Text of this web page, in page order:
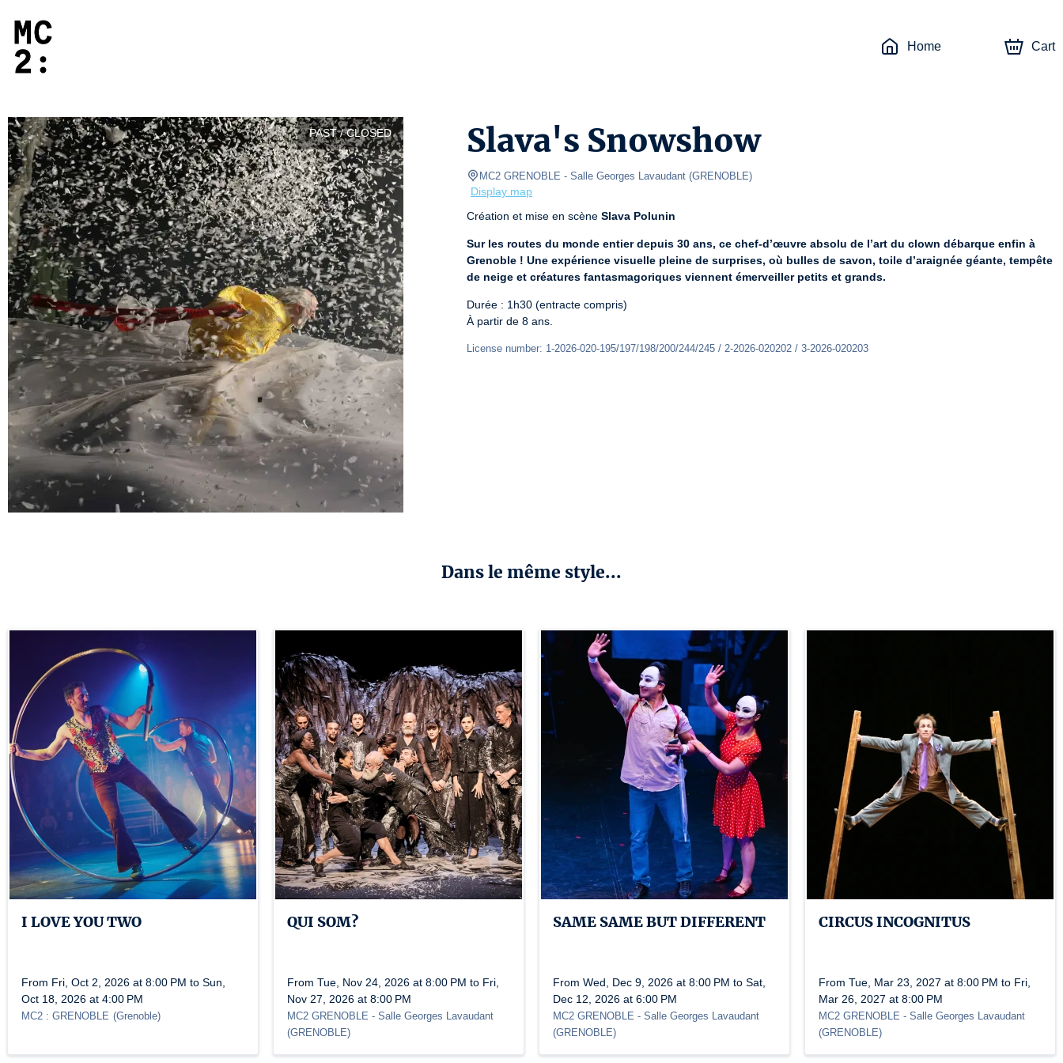
Home Cart
PAST / CLOSED Slava's Snowshow
MC2 GRENOBLE - Salle Georges Lavaudant (GRENOBLE)
Display map
Création et mise en scène Slava Polunin
Sur les routes du monde entier depuis 30 ans, ce chef-d’œuvre absolu de l’art du clown débarque enfin à
Grenoble ! Une expérience visuelle pleine de surprises, où bulles de savon, toile d’araignée géante, tempête
de neige et créatures fantasmagoriques viennent émerveiller petits et grands.
Durée : 1h30 (entracte compris)
À partir de 8 ans.
License number: 1-2026-020-195/197/198/200/244/245 / 2-2026-020202 / 3-2026-020203
Dans le même style...
I LOVE YOU TWO
From Fri, Oct 2, 2026 at 8:00 PM to Sun,
Oct 18, 2026 at 4:00 PM
MC2 : GRENOBLE (Grenoble)
QUI SOM?
From Tue, Nov 24, 2026 at 8:00 PM to Fri,
Nov 27, 2026 at 8:00 PM
MC2 GRENOBLE - Salle Georges Lavaudant
(GRENOBLE)
SAME SAME BUT DIFFERENT
From Wed, Dec 9, 2026 at 8:00 PM to Sat,
Dec 12, 2026 at 6:00 PM
MC2 GRENOBLE - Salle Georges Lavaudant
(GRENOBLE)
CIRCUS INCOGNITUS
From Tue, Mar 23, 2027 at 8:00 PM to Fri,
Mar 26, 2027 at 8:00 PM
MC2 GRENOBLE - Salle Georges Lavaudant
(GRENOBLE)